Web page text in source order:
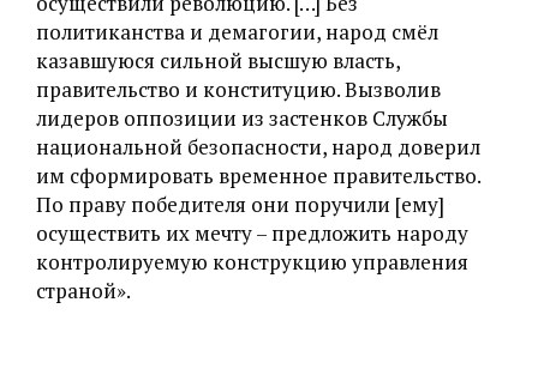
политиканства и демагогии, народ смёл
казавшуюся сильной высшую власть,
правительство и конституцию. Вызволив
лидеров оппозиции из застенков Службы
национальной безопасности, народ доверил
им сформировать временное правительство.
По праву победителя они поручили [ему]
осуществить их мечту – предложить народу
контролируемую конструкцию управления
страной».